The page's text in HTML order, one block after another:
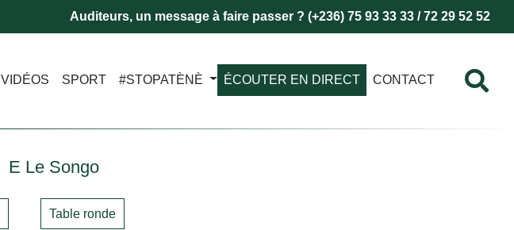
Auditeurs, un message à faire passer ? (+236) 75 93 33 33 / 72 29 52 52
VIDÉOS SPORT #STOPATÈNÈ ÉCOUTER EN DIRECT CONTACT
E Le Songo
Table ronde